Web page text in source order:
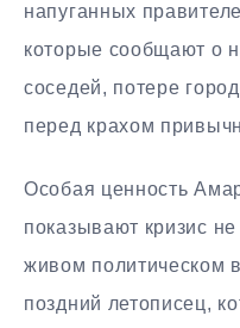
напуганных
которые сообщают о
соседей, потере
перед крахом
Особая ценность
показывают кризис
живом политическом
поздний летописец,